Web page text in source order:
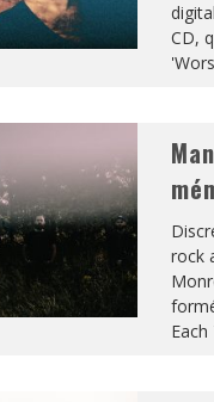
CD,
rock